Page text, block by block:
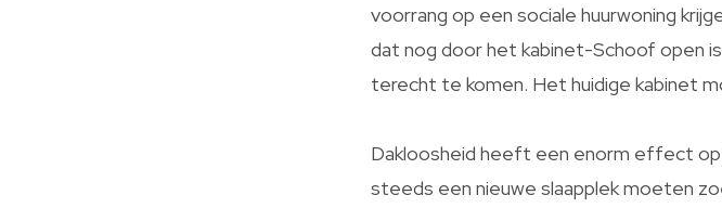
voorrang op een sociale huurwoning
dat nog door het kabinet-Schoof open
terecht te komen. Het huidige kabinet
Dakloosheid heeft een enorm effect op
steeds een nieuwe slaapplek moeten